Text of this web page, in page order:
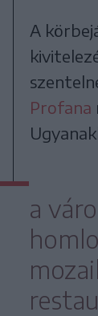
A
Profana
a